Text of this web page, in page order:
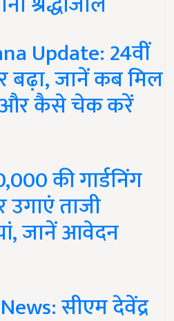
Update: 24वीं
बढ़ा, जानें कब मिल
और कैसे चेक करें
की गार्डनिंग
ताजी
जानें आवेदन
सीएम देवेंद्र